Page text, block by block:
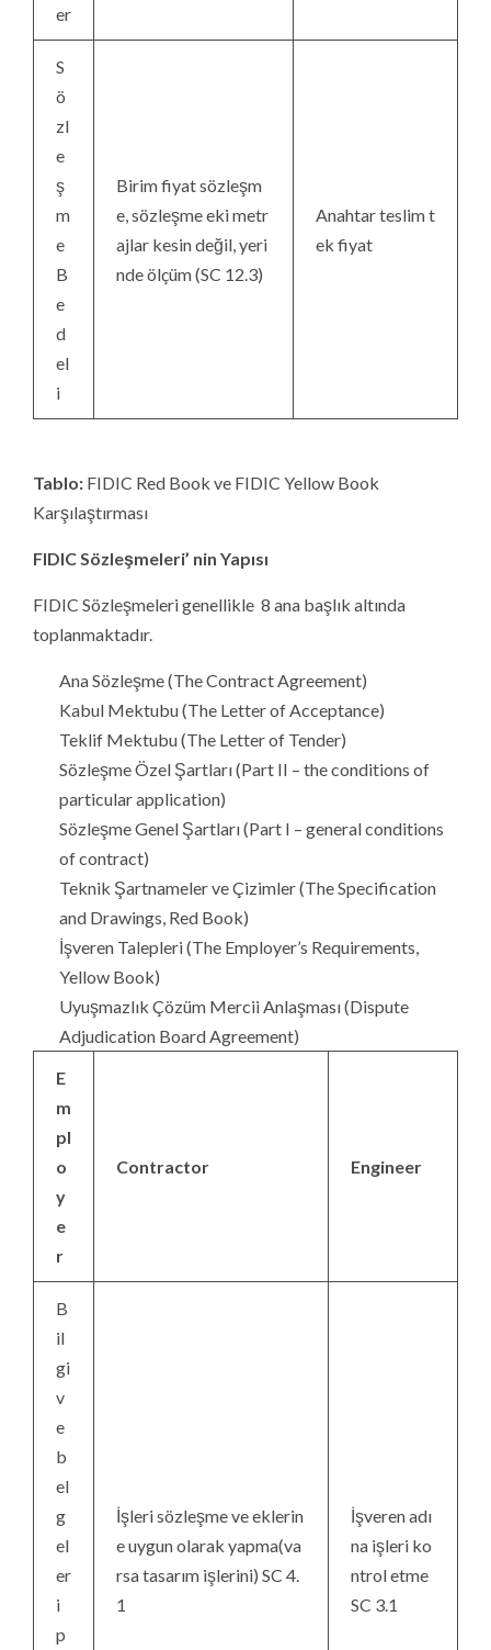
er
S
ö
zl
e
ş
m
e
B
e
d
el
i
Birim fiyat sözleşm
e, sözleşme eki metr
ajlar kesin değil, yeri
nde ölçüm (SC 12.3)
Anahtar teslim t
ek fiyat
Tablo: FIDIC Red Book ve FIDIC Yellow Book
Karşılaştırması
FIDIC Sözleşmeleri’ nin Yapısı
FIDIC Sözleşmeleri genellikle 8 ana başlık altında
toplanmaktadır.
Ana Sözleşme (The Contract Agreement)
Kabul Mektubu (The Letter of Acceptance)
Teklif Mektubu (The Letter of Tender)
Sözleşme Özel Şartları (Part II – the conditions of
particular application)
Sözleşme Genel Şartları (Part I – general conditions
of contract)
Teknik Şartnameler ve Çizimler (The Specification
and Drawings, Red Book)
İşveren Talepleri (The Employer’s Requirements,
Yellow Book)
Uyuşmazlık Çözüm Mercii Anlaşması (Dispute
Adjudication Board Agreement)
E
m
pl
o
y
e
r
Contractor Engineer
B
il
gi
v
e
b
el
g
el
er
i
p
İşleri sözleşme ve eklerin
e uygun olarak yapma(va
rsa tasarım işlerini) SC 4.
1
İşveren adı
na işleri ko
ntrol etme
SC 3.1